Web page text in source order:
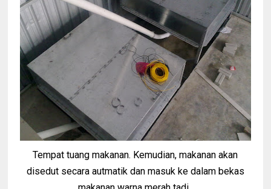
Tempat tuang makanan. Kemudian, makanan akan
disedut secara autmatik dan masuk ke dalam bekas